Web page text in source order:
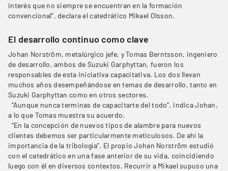
interés que no siempre se encuentran en la formación
convencional”, declara el catedrático Mikael Olsson.
El desarrollo continuo como clave
Johan Norström, metalúrgico jefe, y Tomas Berntsson, ingeniero
de desarrollo, ambos de Suzuki Garphyttan, fueron los
responsables de esta iniciativa capacitativa. Los dos llevan
muchos años desempeñándose en temas de desarrollo, tanto en
Suzuki Garphyttan como en otros sectores.
“Aunque nunca terminas de capacitarte del todo”, indica Johan,
a lo que Tomas muestra su acuerdo.
“En la concepción de nuevos tipos de alambre para nuevos
clientes debemos ser particularmente meticulosos. De ahí la
importancia de la tribología”. El propio Johan Norström estudió
con el catedrático en una fase anterior de su vida, coincidiendo
luego con él en diversos contextos. Recurrir a Mikael supuso una